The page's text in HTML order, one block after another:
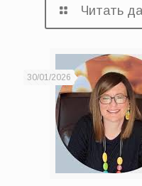
Читать
30/01/2026